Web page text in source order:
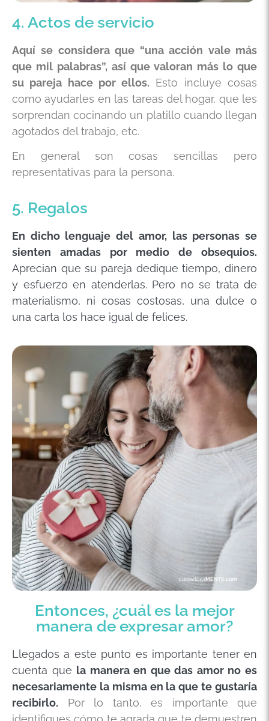
4. Actos de servicio
Aquí se considera que “una acción vale más
que mil palabras”, así que valoran más lo que
su pareja hace por ellos. Esto incluye cosas
como ayudarles en las tareas del hogar, que les
sorprendan cocinando un platillo cuando llegan
agotados del trabajo, etc.
En general son cosas sencillas pero
representativas para la persona.
5. Regalos
En dicho lenguaje del amor, las personas se
sienten amadas por medio de obsequios.
Aprecian que su pareja dedique tiempo, dinero
y esfuerzo en atenderlas. Pero no se trata de
materialismo, ni cosas costosas, una dulce o
una carta los hace igual de felices.
Entonces, ¿cuál es la mejor
manera de expresar amor?
Llegados a este punto es importante tener en
cuenta que la manera en que das amor no es
necesariamente la misma en la que te gustaría
recibirlo. Por lo tanto, es importante que